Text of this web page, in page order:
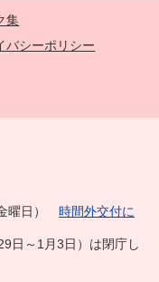
集
バシーポリシー
曜日） 時間外交付に
日～1月3日）は閉庁し